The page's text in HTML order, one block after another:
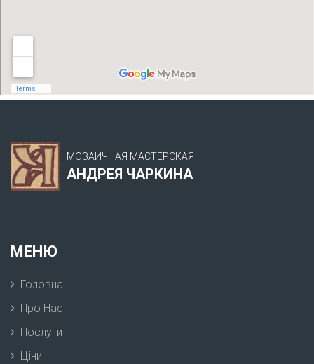
МОЗАИЧНАЯ МАСТЕРСКАЯ
АНДРЕЯ ЧАРКИНА
МЕНЮ
Головна
Про Нас
Послуги
Ціни